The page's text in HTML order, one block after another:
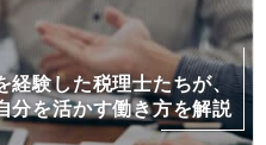
経験した税理士たちが、
分を活かす働き方を解説